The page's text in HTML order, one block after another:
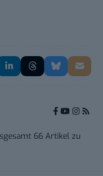
66 Artikel zu